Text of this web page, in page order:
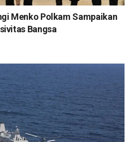
Menko Polkam Sampaikan
Bangsa